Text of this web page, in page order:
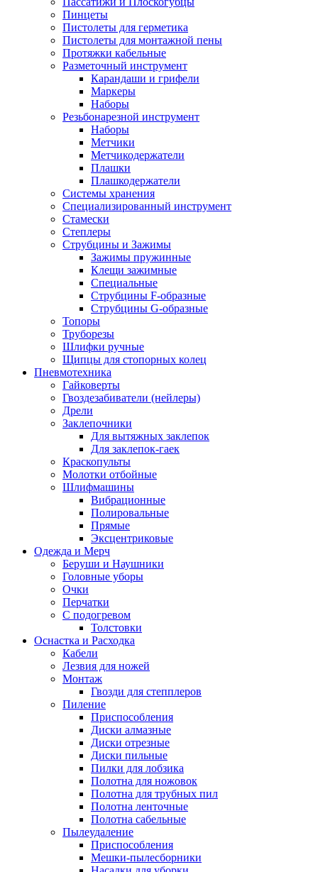
Пинцеты
Пистолеты для герметика
Пистолеты для монтажной пены
Протяжки кабельные
Разметочный инструмент
Карандаши и грифели
Маркеры
Наборы
Резьбонарезной инструмент
Наборы
Метчики
Метчикодержатели
Плашки
Плашкодержатели
Системы хранения
Специализированный инструмент
Стамески
Степлеры
Струбцины и Зажимы
Зажимы пружинные
Клещи зажимные
Специальные
Струбцины F-образные
Струбцины G-образные
Топоры
Труборезы
Шлифки ручные
Щипцы для стопорных колец
Пневмотехника
Гайковерты
Гвоздезабиватели (нейлеры)
Дрели
Заклепочники
Для вытяжных заклепок
Для заклепок-гаек
Краскопульты
Молотки отбойные
Шлифмашины
Вибрационные
Полировальные
Прямые
Эксцентриковые
Одежда и Мерч
Беруши и Наушники
Головные уборы
Очки
Перчатки
С подогревом
Толстовки
Оснастка и Расходка
Кабели
Лезвия для ножей
Монтаж
Гвозди для степплеров
Пиление
Приспособления
Диски алмазные
Диски отрезные
Диски пильные
Пилки для лобзика
Полотна для ножовок
Полотна для трубных пил
Полотна ленточные
Полотна сабельные
Пылеудаление
Приспособления
Мешки-пылесборники